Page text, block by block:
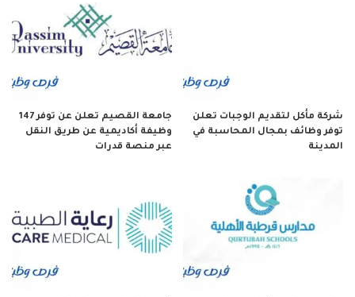
شركة مأكل لتقديم الوجبات تعلن
توفر وظائف بمجال المحاسبة في
المدينة
جامعة القصيم تعلن عن توفر 147
وظيفة أكاديمية عن طريق النقل
عبر منصة قدرات